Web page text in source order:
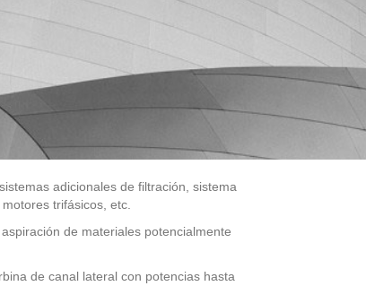
adicionales de filtración, sistema
trifásicos, etc.
de materiales potencialmente
de canal lateral con potencias hasta